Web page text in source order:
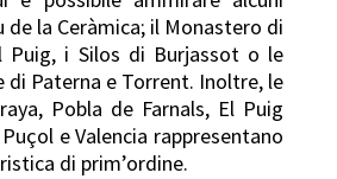
de la Ceràmica; il Monastero di
Puig, i Silos di Burjassot o le
di Paterna e Torrent. Inoltre, le
Pobla de Farnals, El Puig
e Valencia rappresentano
di prim’ordine.